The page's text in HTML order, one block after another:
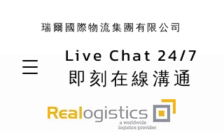
Live Chat 24/7
即刻在線溝通
瑞爾國際物流集團有限公司